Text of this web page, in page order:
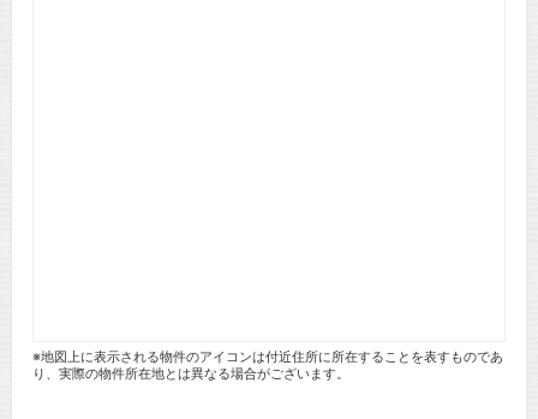
※地図上に表示される物件のアイコンは付近住所に所在することを表すものであ
り、実際の物件所在地とは異なる場合がございます。